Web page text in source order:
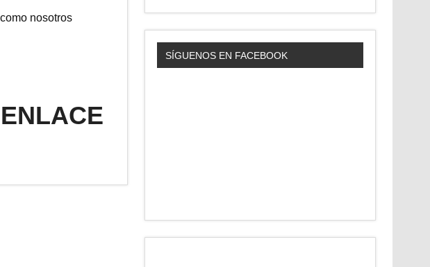
nosotros
SÍGUENOS EN FACEBOOK